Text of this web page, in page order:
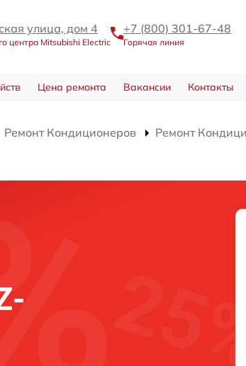
улица, дом 4
центра Mitsubishi Electric
+7 (800) 301-67-48
Горячая линия
Цена ремонта Вакансии Контакты
Ремонт Кондиционеров
Ремонт